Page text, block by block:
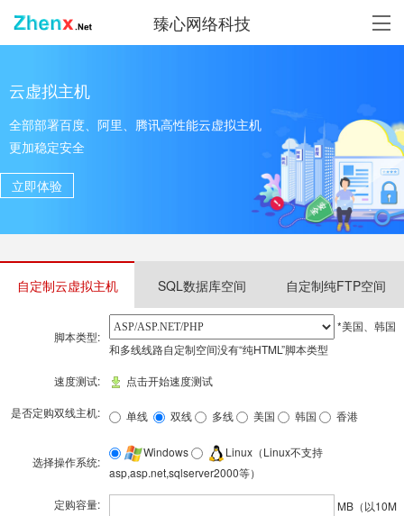
臻心网络科技
云虚拟主机
全部部署百度、阿里、腾讯高性能云虚拟主机
更加稳定安全
立即体验
自定制云虚拟主机 SQL数据库空间 自定制纯FTP空间
脚本类型:
*美国、韩国
和多线线路自定制空间没有“纯HTML”脚本类型
速度测试: 点击开始速度测试
是否定购双线主机: 单线 双线 多线 美国 韩国 香港
选择操作系统:
Windows
Linux（Linux不支持
asp,asp.net,sqlserver2000等）
定购容量:
MB（以10M